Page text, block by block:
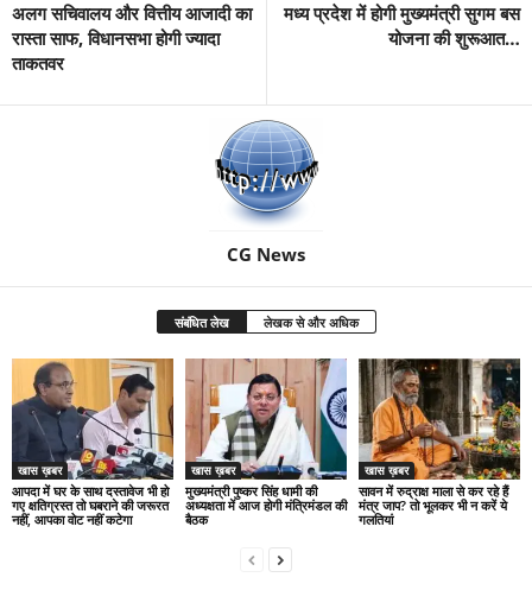
अलग सचिवालय और वित्तीय आजादी का
रास्ता साफ, विधानसभा होगी ज्यादा
ताकतवर
मध्य प्रदेश में होगी मुख्यमंत्री सुगम बस
योजना की शुरूआत…
CG News
संबंधित लेख लेखक से और अधिक
खास ख़बर
आपदा में घर के साथ दस्तावेज भी हो
गए क्षतिग्रस्त तो घबराने की जरूरत
नहीं, आपका वोट नहीं कटेगा
खास ख़बर
मुख्यमंत्री पुष्कर सिंह धामी की
अध्यक्षता में आज होगी मंत्रिमंडल की
बैठक
खास ख़बर
सावन में रुद्राक्ष माला से कर रहे हैं
मंत्र जाप? तो भूलकर भी न करें ये
गलतियां